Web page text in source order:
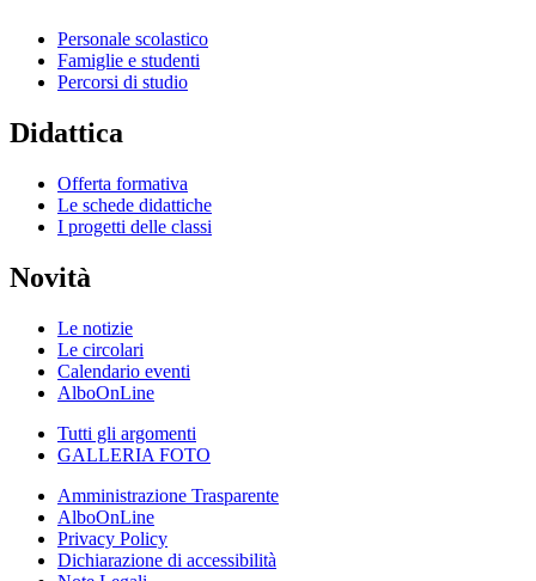
Personale scolastico
Famiglie e studenti
Percorsi di studio
Didattica
Offerta formativa
Le schede didattiche
I progetti delle classi
Novità
Le notizie
Le circolari
Calendario eventi
AlboOnLine
Tutti gli argomenti
GALLERIA FOTO
Amministrazione Trasparente
AlboOnLine
Privacy Policy
Dichiarazione di accessibilità